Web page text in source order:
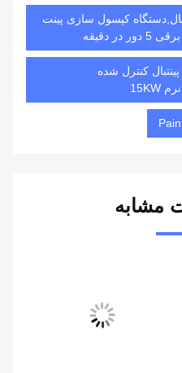
کپسول سازی پینت
دقیقه
کنترل شده
مشابه